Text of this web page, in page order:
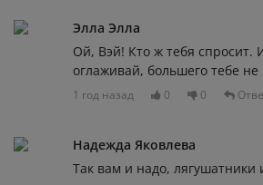
Элла Элла
Ой, Вэй! Кто ж тебя спросит.
оглаживай, большего тебе не
1 год назад 0 0
Надежда Яковлева
Так вам и надо,